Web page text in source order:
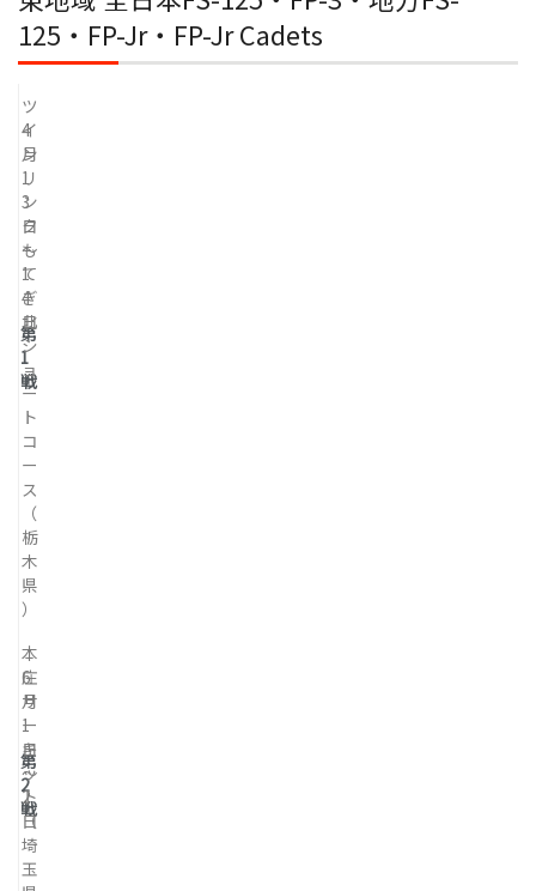
125・FP-Jr・FP-Jr Cadets
第
1
戦
4
月
1
3
日
～
1
4
日
ツ
イ
ン
リ
ン
ク
も
て
ぎ
北
シ
ョ
ー
ト
コ
ー
ス
（
栃
木
県
）
第
2
戦
6
月
1
日
～
2
日
本
庄
サ
ー
キ
ッ
ト
（
埼
玉